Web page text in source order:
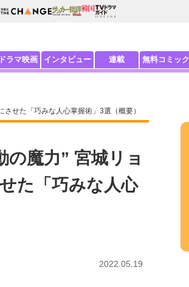
ドラマ映画 インタビュー 連載 無料コミック
させた「巧みな人心掌握術」3選（概要）
の魔力” 宮城リョ
た「巧みな人心
2022.05.19